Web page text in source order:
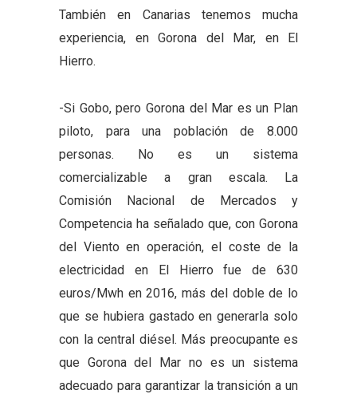
También en Canarias tenemos mucha
experiencia, en Gorona del Mar, en El
Hierro.
-Si Gobo, pero Gorona del Mar es un Plan
piloto, para una población de 8.000
personas. No es un sistema
comercializable a gran escala. La
Comisión Nacional de Mercados y
Competencia ha señalado que, con Gorona
del Viento en operación, el coste de la
electricidad en El Hierro fue de 630
euros/Mwh en 2016, más del doble de lo
que se hubiera gastado en generarla solo
con la central diésel. Más preocupante es
que Gorona del Mar no es un sistema
adecuado para garantizar la transición a un